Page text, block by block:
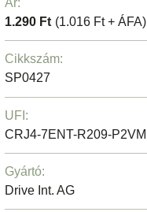
Ár:
1.290 Ft (1.016 Ft + ÁFA)
Cikkszám:
SP0427
UFI:
CRJ4-7ENT-R209-P2VM
Gyártó:
Drive Int. AG